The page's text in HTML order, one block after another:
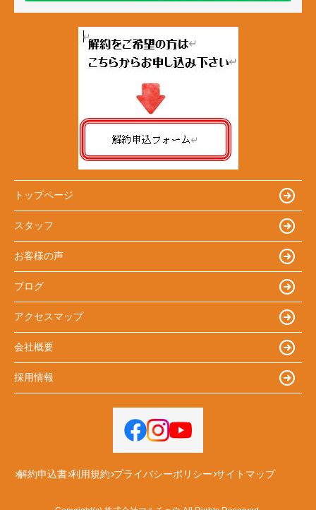
トップページ
スタッフ
お客様の声
ブログ
アクセスマップ
会社概要
採用情報
解約申込書 利用規約 プライバシーポリシー サイトマップ